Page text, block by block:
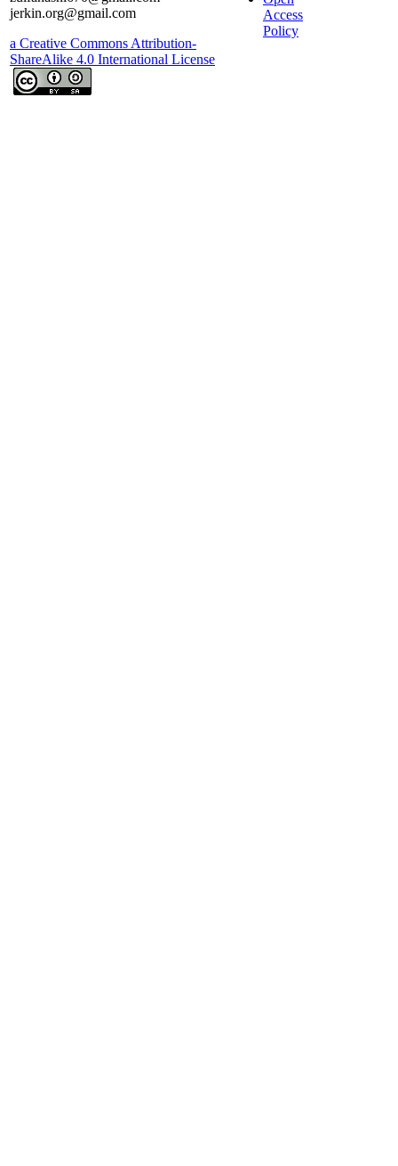
jerkin.org@gmail.com
a Creative Commons Attribution-
ShareAlike 4.0 International License
Access
Policy